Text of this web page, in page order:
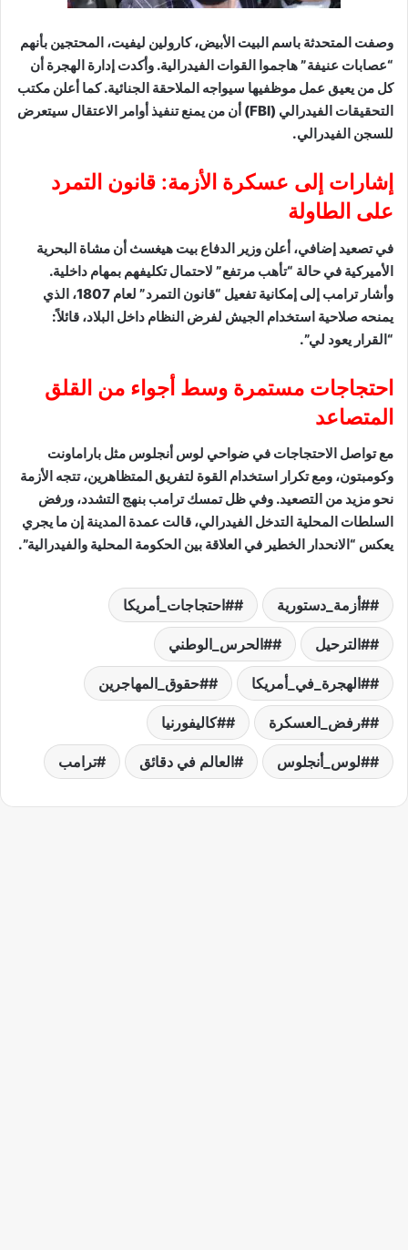
وصفت المتحدثة باسم البيت الأبيض، كارولين ليفيت، المحتجين بأنهم
“عصابات عنيفة” هاجموا القوات الفيدرالية. وأكدت إدارة الهجرة أن
كل من يعيق عمل موظفيها سيواجه الملاحقة الجنائية. كما أعلن مكتب
التحقيقات الفيدرالي (FBI) أن من يمنع تنفيذ أوامر الاعتقال سيتعرض
للسجن الفيدرالي.
إشارات إلى عسكرة الأزمة: قانون التمرد
على الطاولة
في تصعيد إضافي، أعلن وزير الدفاع بيت هيغسث أن مشاة البحرية
الأميركية في حالة “تأهب مرتفع” لاحتمال تكليفهم بمهام داخلية.
وأشار ترامب إلى إمكانية تفعيل “قانون التمرد” لعام 1807، الذي
يمنحه صلاحية استخدام الجيش لفرض النظام داخل البلاد، قائلاً:
“القرار يعود لي”.
احتجاجات مستمرة وسط أجواء من القلق
المتصاعد
مع تواصل الاحتجاجات في ضواحي لوس أنجلوس مثل باراماونت
وكومبتون، ومع تكرار استخدام القوة لتفريق المتظاهرين، تتجه الأزمة
نحو مزيد من التصعيد. وفي ظل تمسك ترامب بنهج التشدد، ورفض
السلطات المحلية التدخل الفيدرالي، قالت عمدة المدينة إن ما يجري
يعكس “الانحدار الخطير في العلاقة بين الحكومة المحلية والفيدرالية”.
#أزمة_دستورية #احتجاجات_أمريكا
#الترحيل #الحرس_الوطني
#الهجرة_في_أمريكا #حقوق_المهاجرين
#رفض_العسكرة #كاليفورنيا
#لوس_أنجلوس العالم في دقائق ترامب